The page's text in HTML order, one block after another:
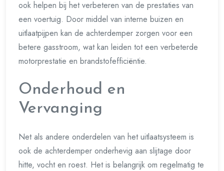
ook helpen bij het verbeteren van de prestaties van
een voertuig. Door middel van interne buizen en
uitlaatpijpen kan de achterdemper zorgen voor een
betere gasstroom, wat kan leiden tot een verbeterde
motorprestatie en brandstofefficiëntie.
Onderhoud en
Vervanging
Net als andere onderdelen van het uitlaatsysteem is
ook de achterdemper onderhevig aan slijtage door
hitte, vocht en roest. Het is belangrijk om regelmatig te